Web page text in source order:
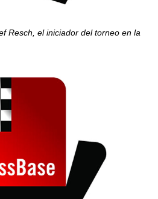
Resch, el iniciador del torneo en la